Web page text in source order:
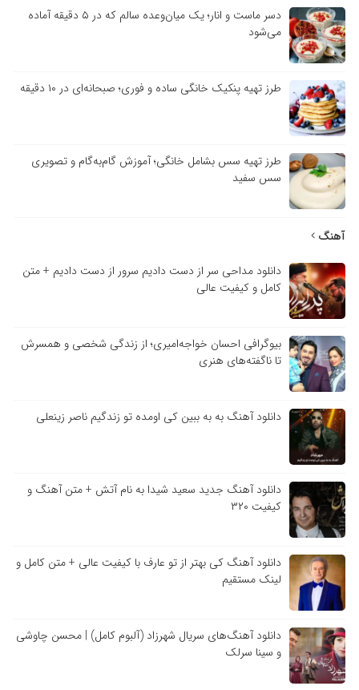
دسر ماست و انار؛ یک میان‌وعده سالم که در ۵ دقیقه آماده
می‌شود
طرز تهیه پنکیک خانگی ساده و فوری؛ صبحانه‌ای در ۱۰ دقیقه
طرز تهیه سس بشامل خانگی؛ آموزش گام‌به‌گام و تصویری
سس سفید
آهنگ
دانلود مداحی سر از دست دادیم سرور از دست دادیم + متن
کامل و کیفیت عالی
بیوگرافی احسان خواجه‌امیری؛ از زندگی شخصی و همسرش
تا ناگفته‌های هنری
دانلود آهنگ به به ببین کی اومده تو زندگیم ناصر زینعلی
دانلود آهنگ جدید سعید شیدا به نام آتش + متن آهنگ و
کیفیت ۳۲۰
دانلود آهنگ کی بهتر از تو عارف با کیفیت عالی + متن کامل و
لینک مستقیم
دانلود آهنگ‌های سریال شهرزاد (آلبوم کامل) | محسن چاوشی
و سینا سرلک